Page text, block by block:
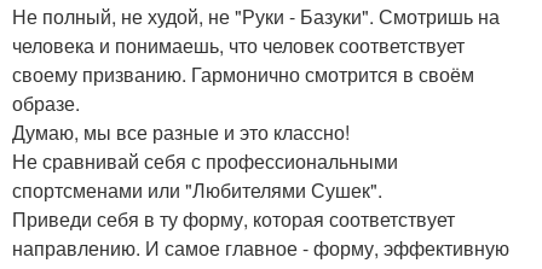
Не полный, не худой, не "Руки - Базуки". Смотришь на
человека и понимаешь, что человек соответствует
своему призванию. Гармонично смотрится в своём
образе.
Думаю, мы все разные и это классно!
Не сравнивай себя с профессиональными
спортсменами или "Любителями Сушек".
Приведи себя в ту форму, которая соответствует
направлению. И самое главное - форму, эффективную